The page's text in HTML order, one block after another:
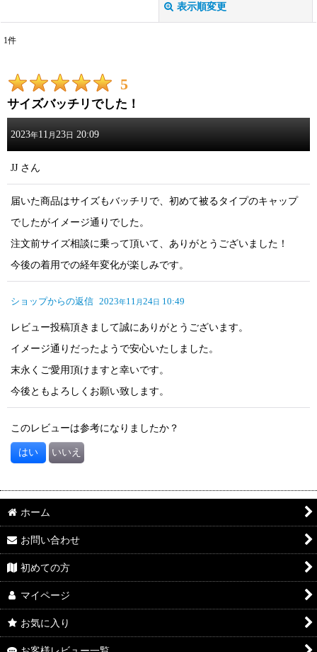
表示順変更
期間:
星の数
並び順:
絞り込む
1件
5
サイズバッチリでした！
2023年11 月23日 20:09
JJ さん
届いた商品はサイズもバッチリで、初めて被るタイプのキャップ
でしたがイメージ通りでした。
注文前サイズ相談に乗って頂いて、ありがとうございました！
今後の着用での経年変化が楽しみです。
ショップからの返信 2023年11 月24日 10:49
レビュー投稿頂きまして誠にありがとうございます。
イメージ通りだったようで安心いたしました。
末永くご愛用頂けますと幸いです。
今後ともよろしくお願い致します。
このレビューは参考になりましたか？
はい いいえ
ホーム
お問い合わせ
初めての方
マイページ
お気に入り